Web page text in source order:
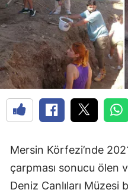
Mersin Körfezi’nde
çarpması sonucu ölen
Deniz Canlıları Müzesi